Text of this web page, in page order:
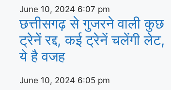
June 10, 2024 6:07 pm
छत्तीसगढ़ से गुजरने वाली कुछ
ट्रेनें रद्द, कई ट्रेनें चलेंगी लेट,
ये है वजह
June 10, 2024 6:05 pm